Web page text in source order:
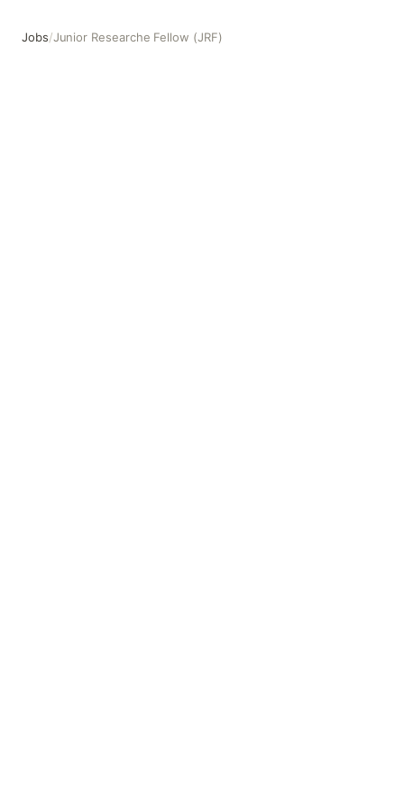
Jobs/Junior Researche Fellow (JRF)